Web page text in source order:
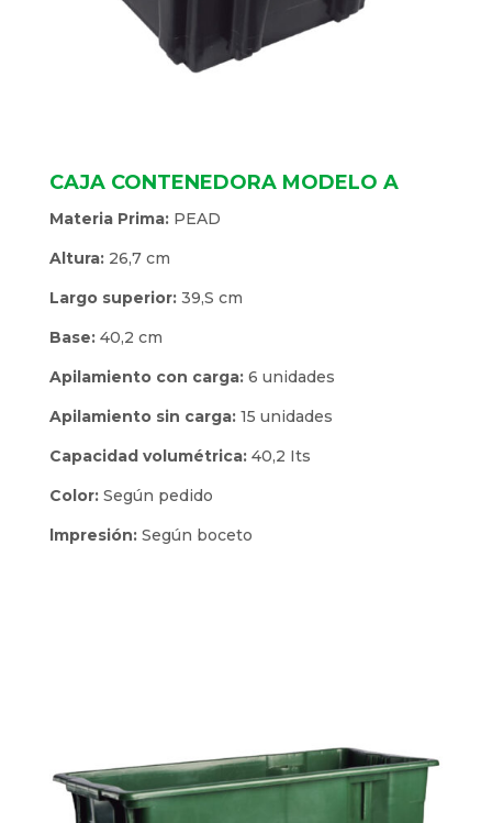
CAJA CONTENEDORA MODELO A
Materia Prima:PEAD
Altura:26,7 cm
Largo superior:39,S cm
Base:40,2 cm
Apilamiento con carga:6 unidades
Apilamiento sin carga:15 unidades
Capacidad volumétrica:40,2 Its
Color:Según pedido
lmpresión:Según boceto